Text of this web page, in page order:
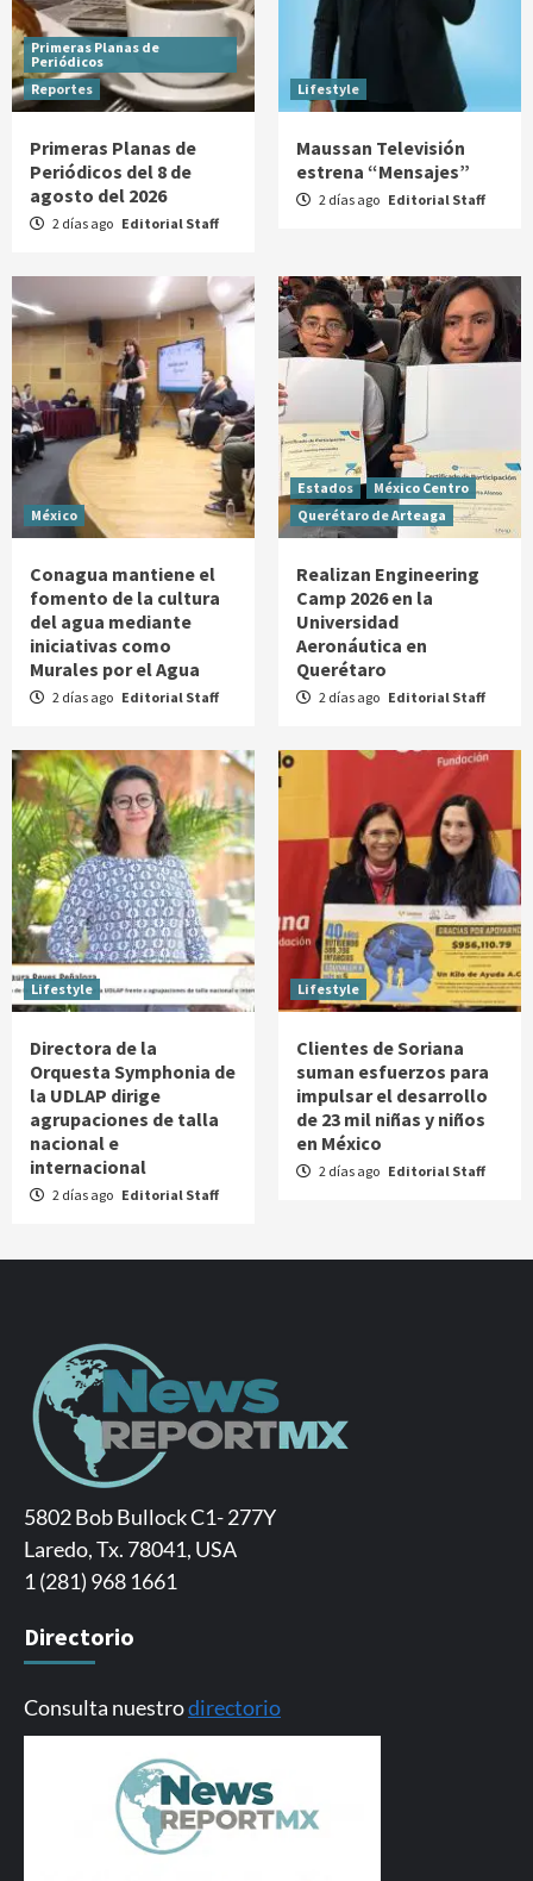
Primeras Planas de
Periódicos
Reportes
Primeras Planas de
Periódicos del 8 de
agosto del 2026
2 días ago Editorial Staff
Lifestyle
Maussan Televisión
estrena “Mensajes”
2 días ago Editorial Staff
México
Conagua mantiene el
fomento de la cultura
del agua mediante
iniciativas como
Murales por el Agua
2 días ago Editorial Staff
Estados
México Centro
Querétaro de Arteaga
Realizan Engineering
Camp 2026 en la
Universidad
Aeronáutica en
Querétaro
2 días ago Editorial Staff
Lifestyle
Directora de la
Orquesta Symphonia de
la UDLAP dirige
agrupaciones de talla
nacional e
internacional
2 días ago Editorial Staff
Lifestyle
Clientes de Soriana
suman esfuerzos para
impulsar el desarrollo
de 23 mil niñas y niños
en México
2 días ago Editorial Staff
5802 Bob Bullock C1- 277Y
Laredo, Tx. 78041, USA
1 (281) 968 1661
Directorio
Consulta nuestrodirectorio